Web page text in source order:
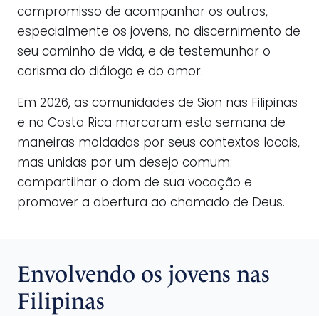
compromisso de acompanhar os outros,
especialmente os jovens, no discernimento de
seu caminho de vida, e de testemunhar o
carisma do diálogo e do amor.
Em 2026, as comunidades de Sion nas Filipinas
e na Costa Rica marcaram esta semana de
maneiras moldadas por seus contextos locais,
mas unidas por um desejo comum:
compartilhar o dom de sua vocação e
promover a abertura ao chamado de Deus.
Envolvendo os jovens nas
Filipinas